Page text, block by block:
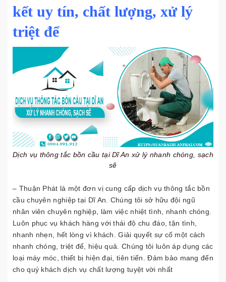
kết uy tín, chất lượng, xử lý
triệt để
Dịch vụ thông tắc bồn cầu tại Dĩ An xử lý nhanh chóng, sạch
sẽ
– Thuận Phát là một đơn vị cung cấp dịch vụ thông tắc bồn
cầu chuyên nghiệp tại Dĩ An. Chúng tôi sở hữu đội ngũ
nhân viên chuyên nghiệp, làm việc nhiệt tình, nhanh chóng.
Luôn phục vụ khách hàng với thái độ chu đáo, tận tình,
nhanh nhẹn, hết lòng vì khách. Giải quyết sự cố một cách
nhanh chóng, triệt để, hiệu quả. Chúng tôi luôn áp dụng các
loại máy móc, thiết bị hiện đại, tiên tiến. Đảm bảo mang đến
cho quý khách dịch vụ chất lượng tuyệt vời nhất